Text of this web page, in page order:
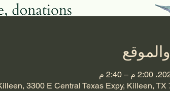
3300 E Central Texas Expy, Killeen, TX